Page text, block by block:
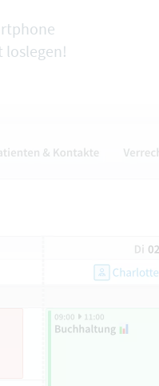
loslegen!